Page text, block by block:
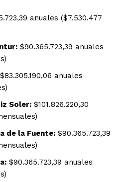
anuales ($7.530.477
$90.365.723,39 anuales
$83.305.190,06 anuales
Soler: $101.826.220,30
de la Fuente: $90.365.723,39
$90.365.723,39 anuales